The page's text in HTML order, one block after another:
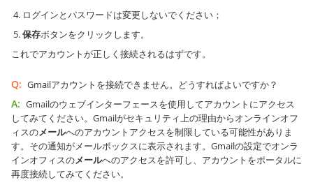
ログインとパスワードは変更しないでください；
保存ボタンをクリックします。
これでアカウントが正しく接続されるはずです。
Q: Gmailアカウントを接続できません。どうすればよいですか？
A: Gmailのウェブインターフェースを使用してアカウントにアクセス
してみてください。Gmailがセキュリティ上の理由からオンラインオフ
ィスのメールへのアカウントアクセスを制限している可能性がありま
す。その通知がメールボックスに表示されます。Gmailの設定でオンラ
インオフィスのメールへのアクセスを許可し、アカウントをポータルに
再度接続してみてください。